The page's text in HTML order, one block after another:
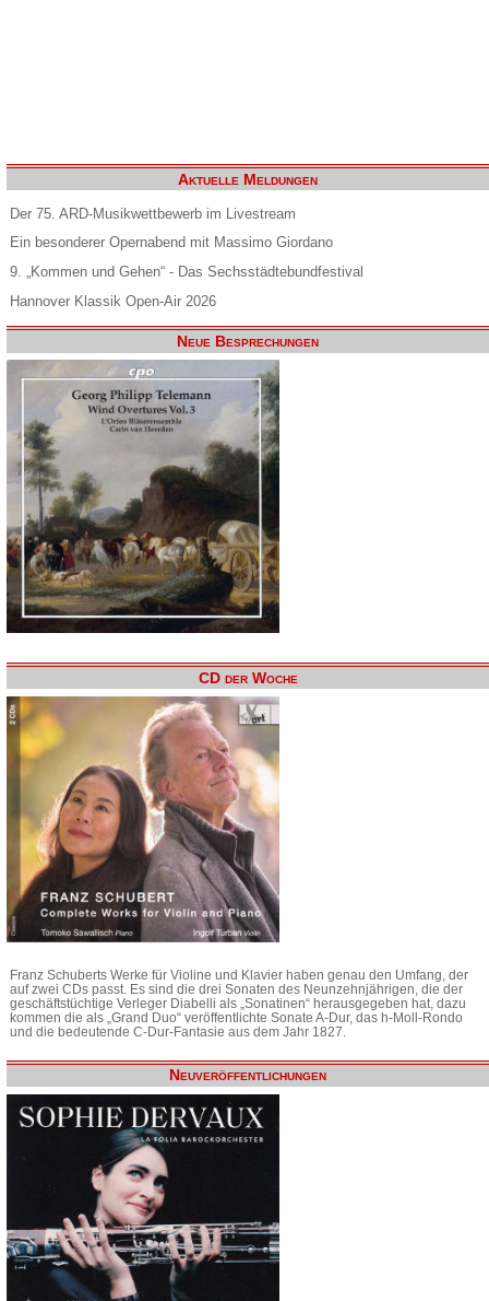
Aktuelle Meldungen
Der 75. ARD-Musikwettbewerb im Livestream
Ein besonderer Opernabend mit Massimo Giordano
9. „Kommen und Gehen“ - Das Sechsstädtebundfestival
Hannover Klassik Open-Air 2026
Neue Besprechungen
CD der Woche
Franz Schuberts Werke für Violine und Klavier haben genau den Umfang, der
auf zwei CDs passt. Es sind die drei Sonaten des Neunzehnjährigen, die der
geschäftstüchtige Verleger Diabelli als „Sonatinen“ herausgegeben hat, dazu
kommen die als „Grand Duo“ veröffentlichte Sonate A-Dur, das h-Moll-Rondo
und die bedeutende C-Dur-Fantasie aus dem Jahr 1827.
Neuveröffentlichungen